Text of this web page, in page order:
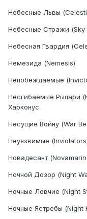
Небесные Львы
Небесные Стражи (Sky
Небесная Гвардия
Немезида (Nemesis)
Непобеждаемые
Несгибаемые Рыцари
Харконус
Несущие Войну (War
Неуязвимые
Новадесант
Ночной Дозор (Night
Ночные Ловчие (Night
Ночные Ястребы (Night